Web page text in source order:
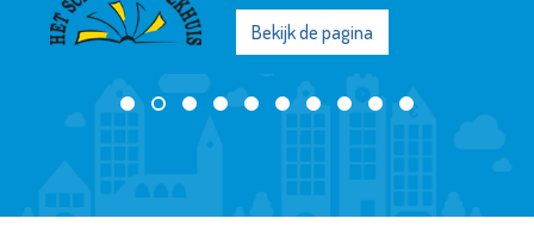
Bekijk de pagina